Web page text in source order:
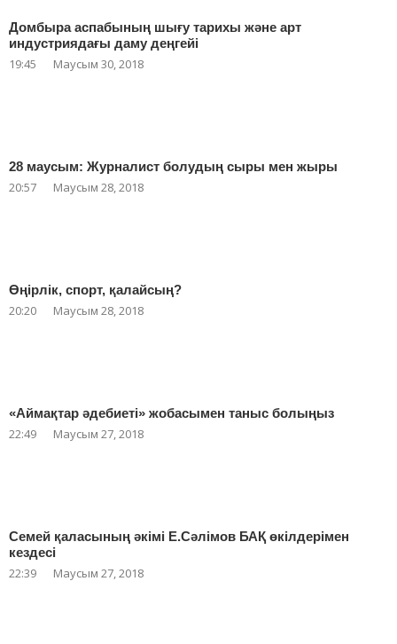
Домбыра аспабының шығу тарихы және арт
индустриядағы даму деңгейі
19:45 Маусым 30, 2018
28 маусым: Журналист болудың сыры мен жыры
20:57 Маусым 28, 2018
Өңірлік, спорт, қалайсың?
20:20 Маусым 28, 2018
«Аймақтар әдебиеті» жобасымен таныс болыңыз
22:49 Маусым 27, 2018
Семей қаласының әкімі Е.Сәлімов БАҚ өкілдерімен
кездесі
22:39 Маусым 27, 2018